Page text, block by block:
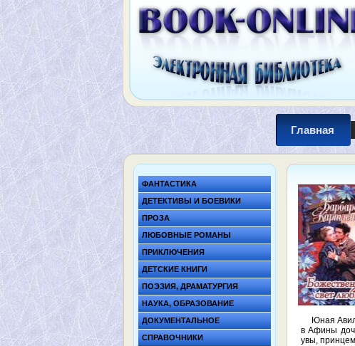
Главная
ФАНТАСТИКА
ДЕТЕКТИВЫ И БОЕВИКИ
ПРОЗА
ЛЮБОВНЫЕ РОМАНЫ
ПРИКЛЮЧЕНИЯ
ДЕТСКИЕ КНИГИ
ПОЭЗИЯ, ДРАМАТУРГИЯ
НАУКА, ОБРАЗОВАНИЕ
ДОКУМЕНТАЛЬНОЕ
СПРАВОЧНИКИ
Юная
в Афины
увы,